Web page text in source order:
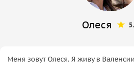
Олеся
Меня зовут Олеся. Я живу в